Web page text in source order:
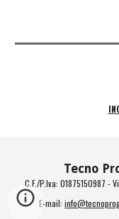
Tecno
C.F./P.Iva: 01875150987 -
E-mail: